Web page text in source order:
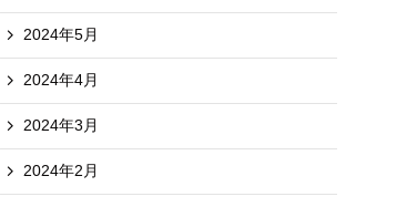
2024年5月
2024年4月
2024年3月
2024年2月